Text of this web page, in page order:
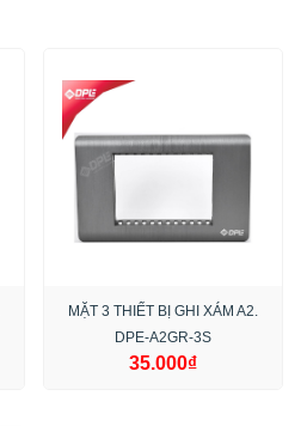
MẶT 3 THIẾT BỊ GHI XÁM A2.
DPE-A2GR-3S
35.000₫